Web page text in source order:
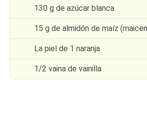
130 g de azúcar blanca
15 g de almidón de maíz
La piel de 1 naranja
1/2 vaina de vainilla